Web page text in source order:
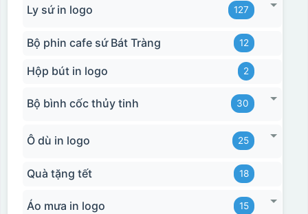
Ly sứ in logo 127
Bộ phin cafe sứ Bát Tràng 12
Hộp bút in logo 2
Bộ bình cốc thủy tinh 30
Ô dù in logo 25
Quà tặng tết 18
Áo mưa in logo 15